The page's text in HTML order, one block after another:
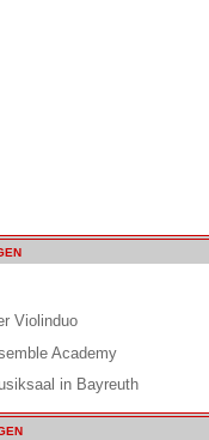
Violinduo
Academy
in Bayreuth